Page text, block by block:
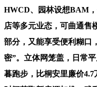
HWCD、园林设想BAM
店等多元业态，可曲通售
部分，又能享受便利糊口
密”。立体网笼盖，日常
暮跑步，比桐安里廉价